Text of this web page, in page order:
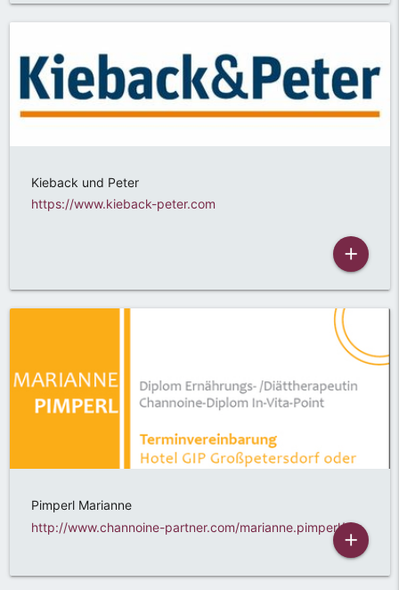
Kieback und Peter
https://www.kieback-peter.com
add
Pimperl Marianne
http://www.channoine-partner.com/marianne.pimperl/
add